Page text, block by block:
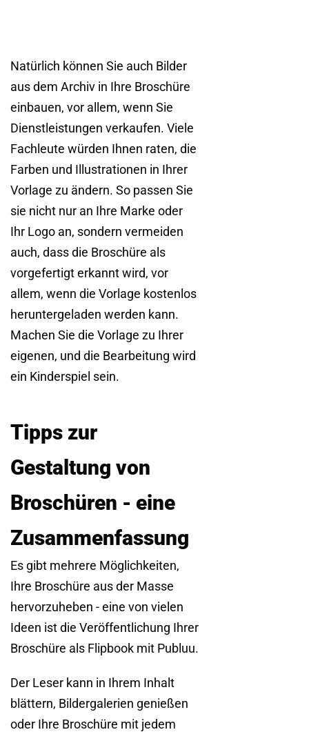
Natürlich können Sie auch Bilder
aus dem Archiv in Ihre Broschüre
einbauen, vor allem, wenn Sie
Dienstleistungen verkaufen. Viele
Fachleute würden Ihnen raten, die
Farben und Illustrationen in Ihrer
Vorlage zu ändern. So passen Sie
sie nicht nur an Ihre Marke oder
Ihr Logo an, sondern vermeiden
auch, dass die Broschüre als
vorgefertigt erkannt wird, vor
allem, wenn die Vorlage kostenlos
heruntergeladen werden kann.
Machen Sie die Vorlage zu Ihrer
eigenen, und die Bearbeitung wird
ein Kinderspiel sein.
Tipps zur
Gestaltung von
Broschüren - eine
Zusammenfassung
Es gibt mehrere Möglichkeiten,
Ihre Broschüre aus der Masse
hervorzuheben - eine von vielen
Ideen ist die Veröffentlichung Ihrer
Broschüre als Flipbook mit Publuu.
Der Leser kann in Ihrem Inhalt
blättern, Bildergalerien genießen
oder Ihre Broschüre mit jedem